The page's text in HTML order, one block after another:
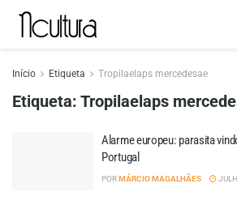
Início Etiqueta Tropilaelaps mercedesae
Etiqueta: Tropilaelaps
Alarme europeu: parasita
Portugal
PORMÁRCIO MAGALHÃES